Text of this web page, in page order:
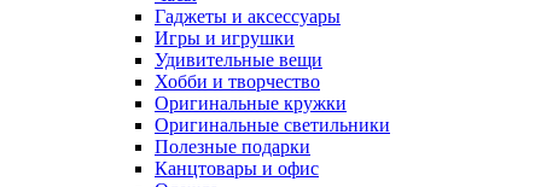
Гаджеты и аксессуары
Игры и игрушки
Удивительные вещи
Хобби и творчество
Оригинальные кружки
Оригинальные светильники
Полезные подарки
Канцтовары и офис